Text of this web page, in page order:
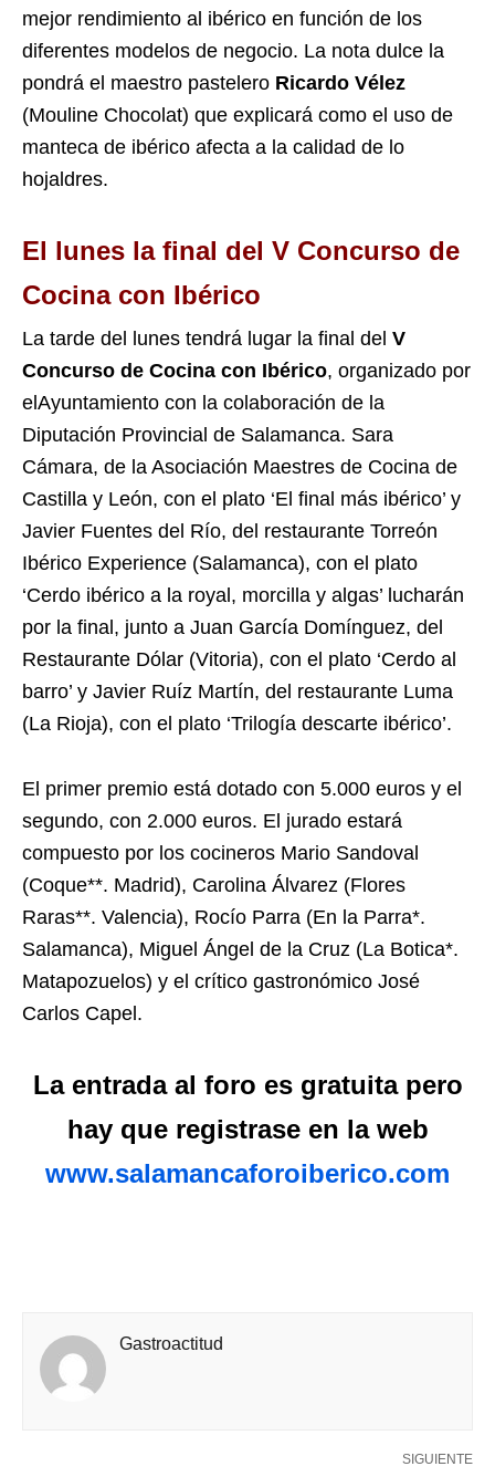
mejor rendimiento al ibérico en función de los
diferentes modelos de negocio. La nota dulce la
pondrá el maestro pastelero Ricardo Vélez
(Mouline Chocolat) que explicará como el uso de
manteca de ibérico afecta a la calidad de lo
hojaldres.
El lunes la final del V Concurso de
Cocina con Ibérico
La tarde del lunes tendrá lugar la final del V
Concurso de Cocina con Ibérico, organizado por
elAyuntamiento con la colaboración de la
Diputación Provincial de Salamanca. Sara
Cámara, de la Asociación Maestres de Cocina de
Castilla y León, con el plato ‘El final más ibérico’ y
Javier Fuentes del Río, del restaurante Torreón
Ibérico Experience (Salamanca), con el plato
‘Cerdo ibérico a la royal, morcilla y algas’ lucharán
por la final, junto a Juan García Domínguez, del
Restaurante Dólar (Vitoria), con el plato ‘Cerdo al
barro’ y Javier Ruíz Martín, del restaurante Luma
(La Rioja), con el plato ‘Trilogía descarte ibérico’.
El primer premio está dotado con 5.000 euros y el
segundo, con 2.000 euros. El jurado estará
compuesto por los cocineros Mario Sandoval
(Coque**. Madrid), Carolina Álvarez (Flores
Raras**. Valencia), Rocío Parra (En la Parra*.
Salamanca), Miguel Ángel de la Cruz (La Botica*.
Matapozuelos) y el crítico gastronómico José
Carlos Capel.
La entrada al foro es gratuita pero
hay que registrase en la web
www.salamancaforoiberico.com
Gastroactitud
SIGUIENTE